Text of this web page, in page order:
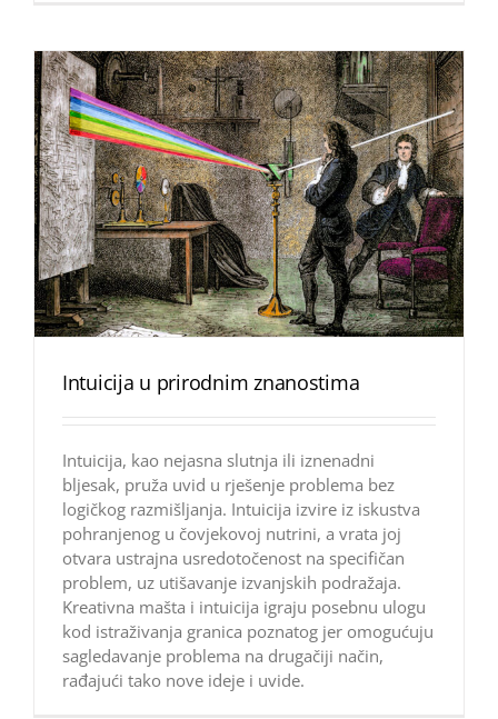
Intuicija u prirodnim znanostima
Intuicija, kao nejasna slutnja ili iznenadni
bljesak, pruža uvid u rješenje problema bez
logičkog razmišljanja. Intuicija izvire iz iskustva
pohranjenog u čovjekovoj nutrini, a vrata joj
otvara ustrajna usredotočenost na specifičan
problem, uz utišavanje izvanjskih podražaja.
Kreativna mašta i intuicija igraju posebnu ulogu
kod istraživanja granica poznatog jer omogućuju
sagledavanje problema na drugačiji način,
rađajući tako nove ideje i uvide.